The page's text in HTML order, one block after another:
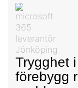
Trygghet
förebygg